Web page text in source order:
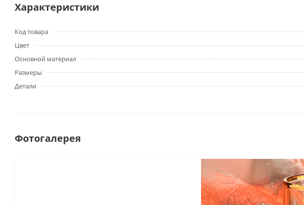
Характеристики
Код товара
Цвет
Основной материал
Размеры
Детали
Фотогалерея